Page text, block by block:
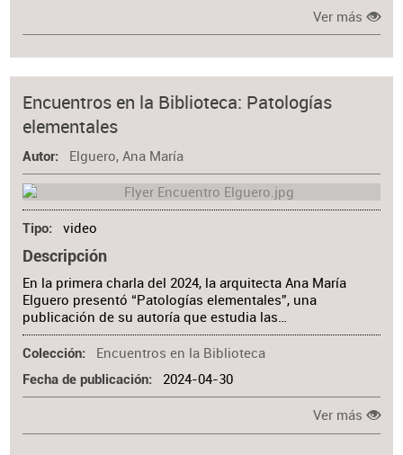
Ver más
Encuentros en la Biblioteca: Patologías
elementales
Autor Elguero, Ana María
Tipo video
Descripción
En la primera charla del 2024, la arquitecta Ana María
Elguero presentó “Patologías elementales”, una
publicación de su autoría que estudia las…
Colección Encuentros en la Biblioteca
Fecha de publicación 2024-04-30
Ver más